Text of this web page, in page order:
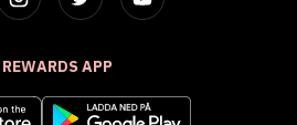
REWARDS APP